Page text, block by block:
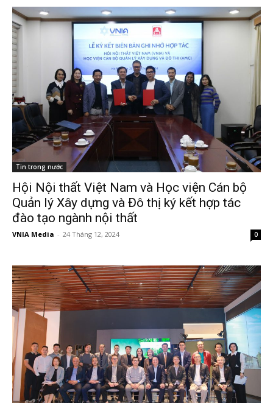
Tin trong nước
Hội Nội thất Việt Nam và Học viện Cán bộ
Quản lý Xây dựng và Đô thị ký kết hợp tác
đào tạo ngành nội thất
VNIA Media - 24 Tháng 12, 2024 0